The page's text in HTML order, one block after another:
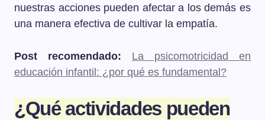
nuestras acciones pueden afectar a los demás es
una manera efectiva de cultivar la empatía.
Post recomendado:
La psicomotricidad en
educación infantil: ¿por qué es fundamental?
¿Qué actividades pueden